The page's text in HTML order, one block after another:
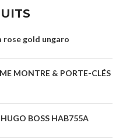
rose gold ungaro
MONTRE & PORTE-CLÉS
BOSS HAB755A